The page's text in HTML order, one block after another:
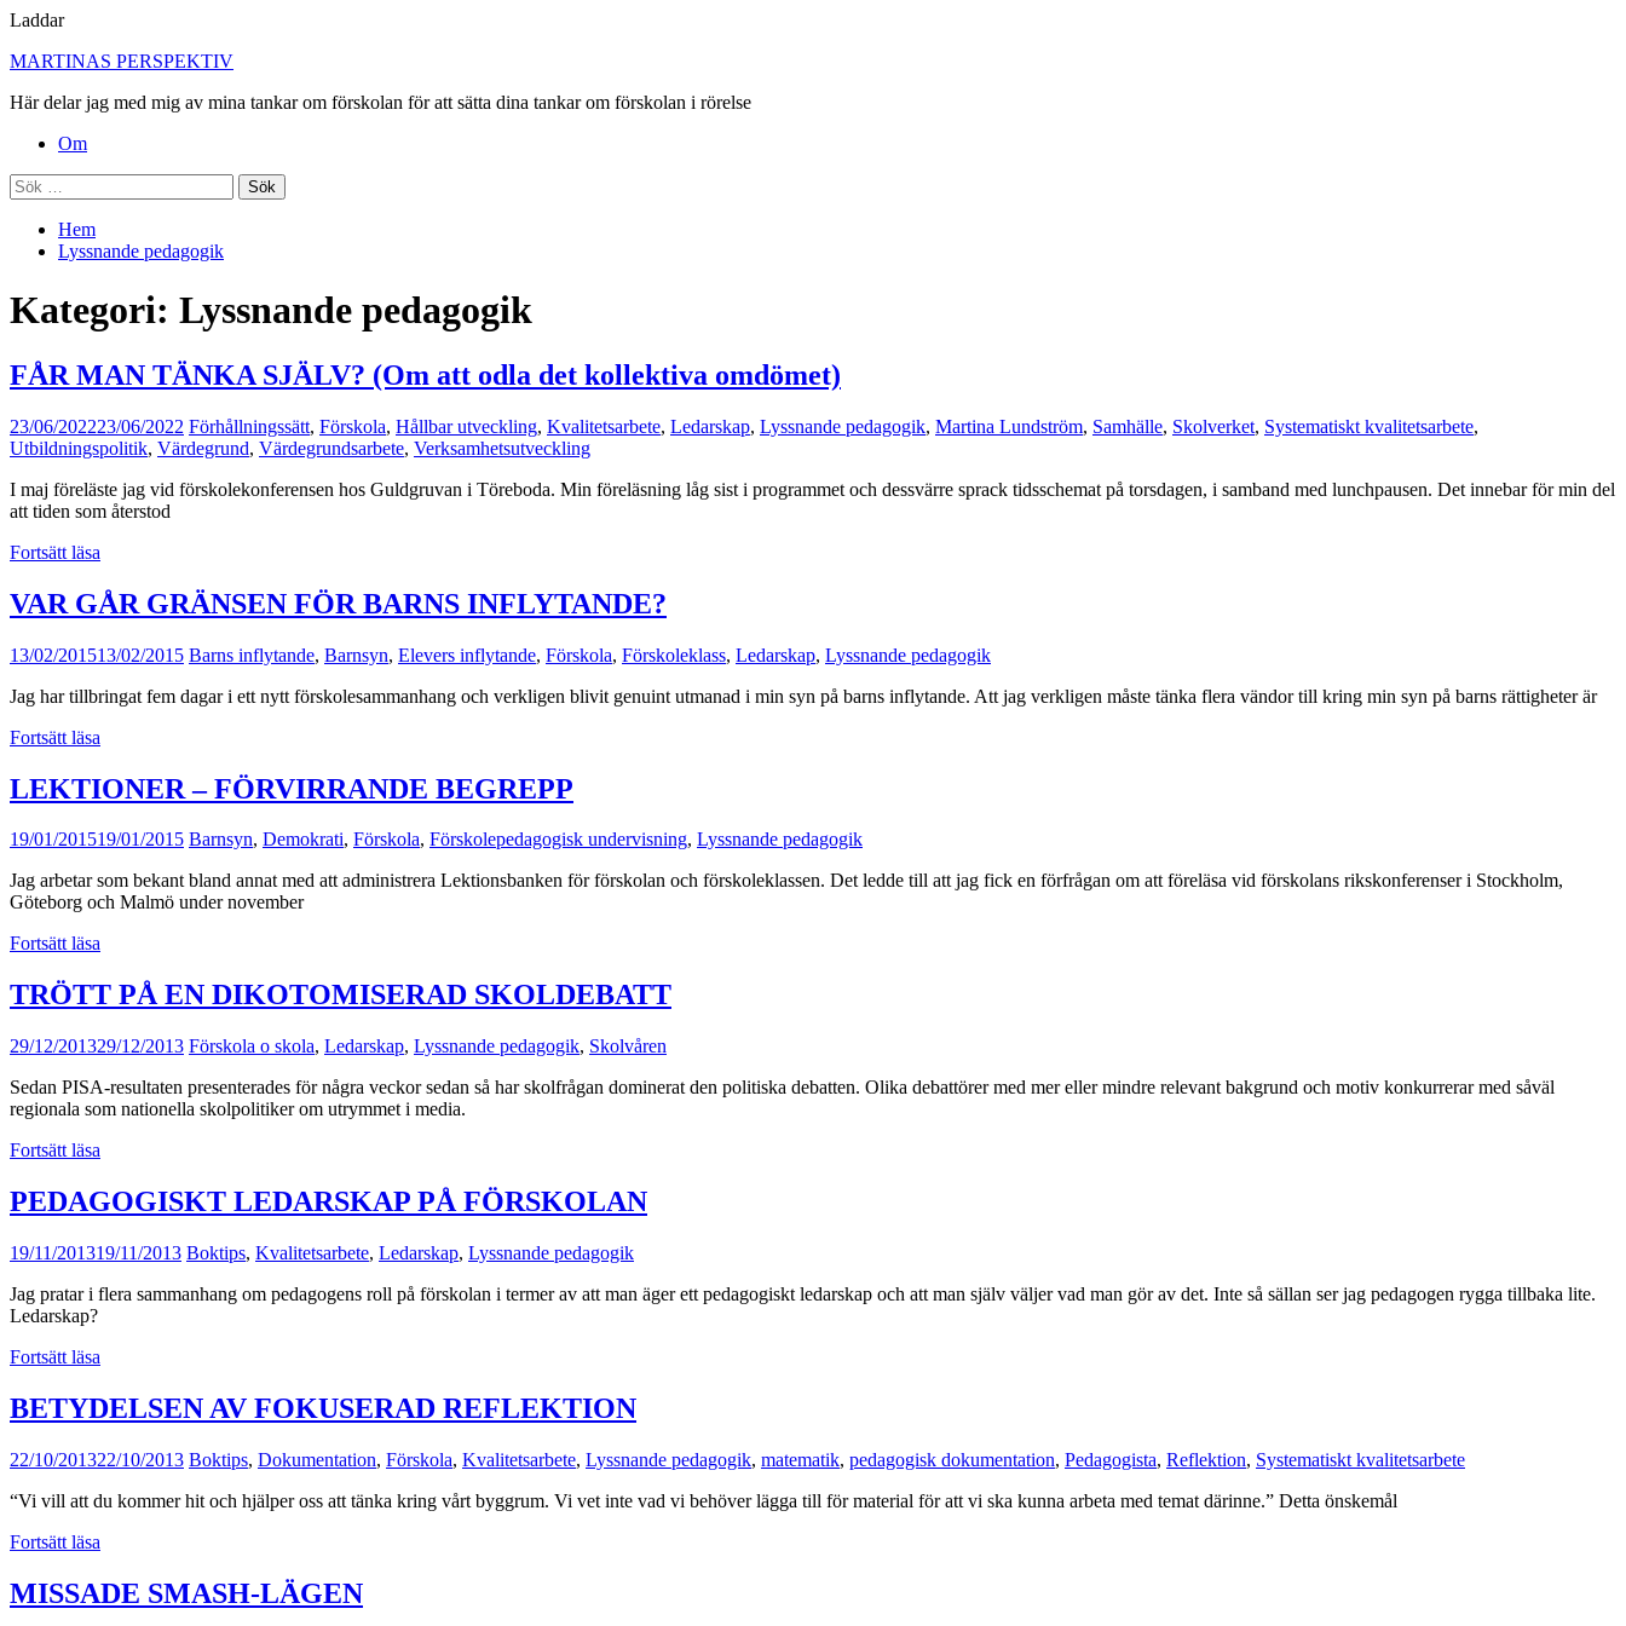
Laddar
Hoppa
innehåll
MARTINAS PERSPEKTIV
Här delar jag med mig av mina tankar om förskolan för att sätta dina tankar om förskolan i rörelse
PrimärOm
Sök
efter:
Hem
Lyssnande pedagogik
Kategori: Lyssnande pedagogik
FÅR MAN TÄNKA SJÄLV? (Om att odla det kollektiva omdömet)
23/06/202223/06/2022 Förhållningssätt, Förskola, Hållbar utveckling, Kvalitetsarbete, Ledarskap, Lyssnande pedagogik, Martina Lundström, Samhälle, Skolverket, Systematiskt kvalitetsarbete,
Utbildningspolitik, Värdegrund, Värdegrundsarbete, Verksamhetsutveckling
I maj föreläste jag vid förskolekonferensen hos Guldgruvan i Töreboda. Min föreläsning låg sist i programmet och dessvärre sprack tidsschemat på torsdagen, i samband med lunchpausen. Det innebar för min del
att tiden som återstod
Fortsätt läsa
VAR GÅR GRÄNSEN FÖR BARNS INFLYTANDE?
13/02/201513/02/2015 Barns inflytande, Barnsyn, Elevers inflytande, Förskola, Förskoleklass, Ledarskap, Lyssnande pedagogik
Jag har tillbringat fem dagar i ett nytt förskolesammanhang och verkligen blivit genuint utmanad i min syn på barns inflytande. Att jag verkligen måste tänka flera vändor till kring min syn på barns rättigheter är
Fortsätt läsa
LEKTIONER – FÖRVIRRANDE BEGREPP
19/01/201519/01/2015 Barnsyn, Demokrati, Förskola, Förskolepedagogisk undervisning, Lyssnande pedagogik
Jag arbetar som bekant bland annat med att administrera Lektionsbanken för förskolan och förskoleklassen. Det ledde till att jag fick en förfrågan om att föreläsa vid förskolans rikskonferenser i Stockholm,
Göteborg och Malmö under november
Fortsätt läsa
TRÖTT PÅ EN DIKOTOMISERAD SKOLDEBATT
29/12/201329/12/2013 Förskola o skola, Ledarskap, Lyssnande pedagogik, Skolvåren
Sedan PISA-resultaten presenterades för några veckor sedan så har skolfrågan dominerat den politiska debatten. Olika debattörer med mer eller mindre relevant bakgrund och motiv konkurrerar med såväl
regionala som nationella skolpolitiker om utrymmet i media.
Fortsätt läsa
PEDAGOGISKT LEDARSKAP PÅ FÖRSKOLAN
19/11/201319/11/2013 Boktips, Kvalitetsarbete, Ledarskap, Lyssnande pedagogik
Jag pratar i flera sammanhang om pedagogens roll på förskolan i termer av att man äger ett pedagogiskt ledarskap och att man själv väljer vad man gör av det. Inte så sällan ser jag pedagogen rygga tillbaka lite.
Ledarskap?
Fortsätt läsa
BETYDELSEN AV FOKUSERAD REFLEKTION
22/10/201322/10/2013 Boktips, Dokumentation, Förskola, Kvalitetsarbete, Lyssnande pedagogik, matematik, pedagogisk dokumentation, Pedagogista, Reflektion, Systematiskt kvalitetsarbete
“Vi vill att du kommer hit och hjälper oss att tänka kring vårt byggrum. Vi vet inte vad vi behöver lägga till för material för att vi ska kunna arbeta med temat därinne.” Detta önskemål
Fortsätt läsa
MISSADE SMASH-LÄGEN